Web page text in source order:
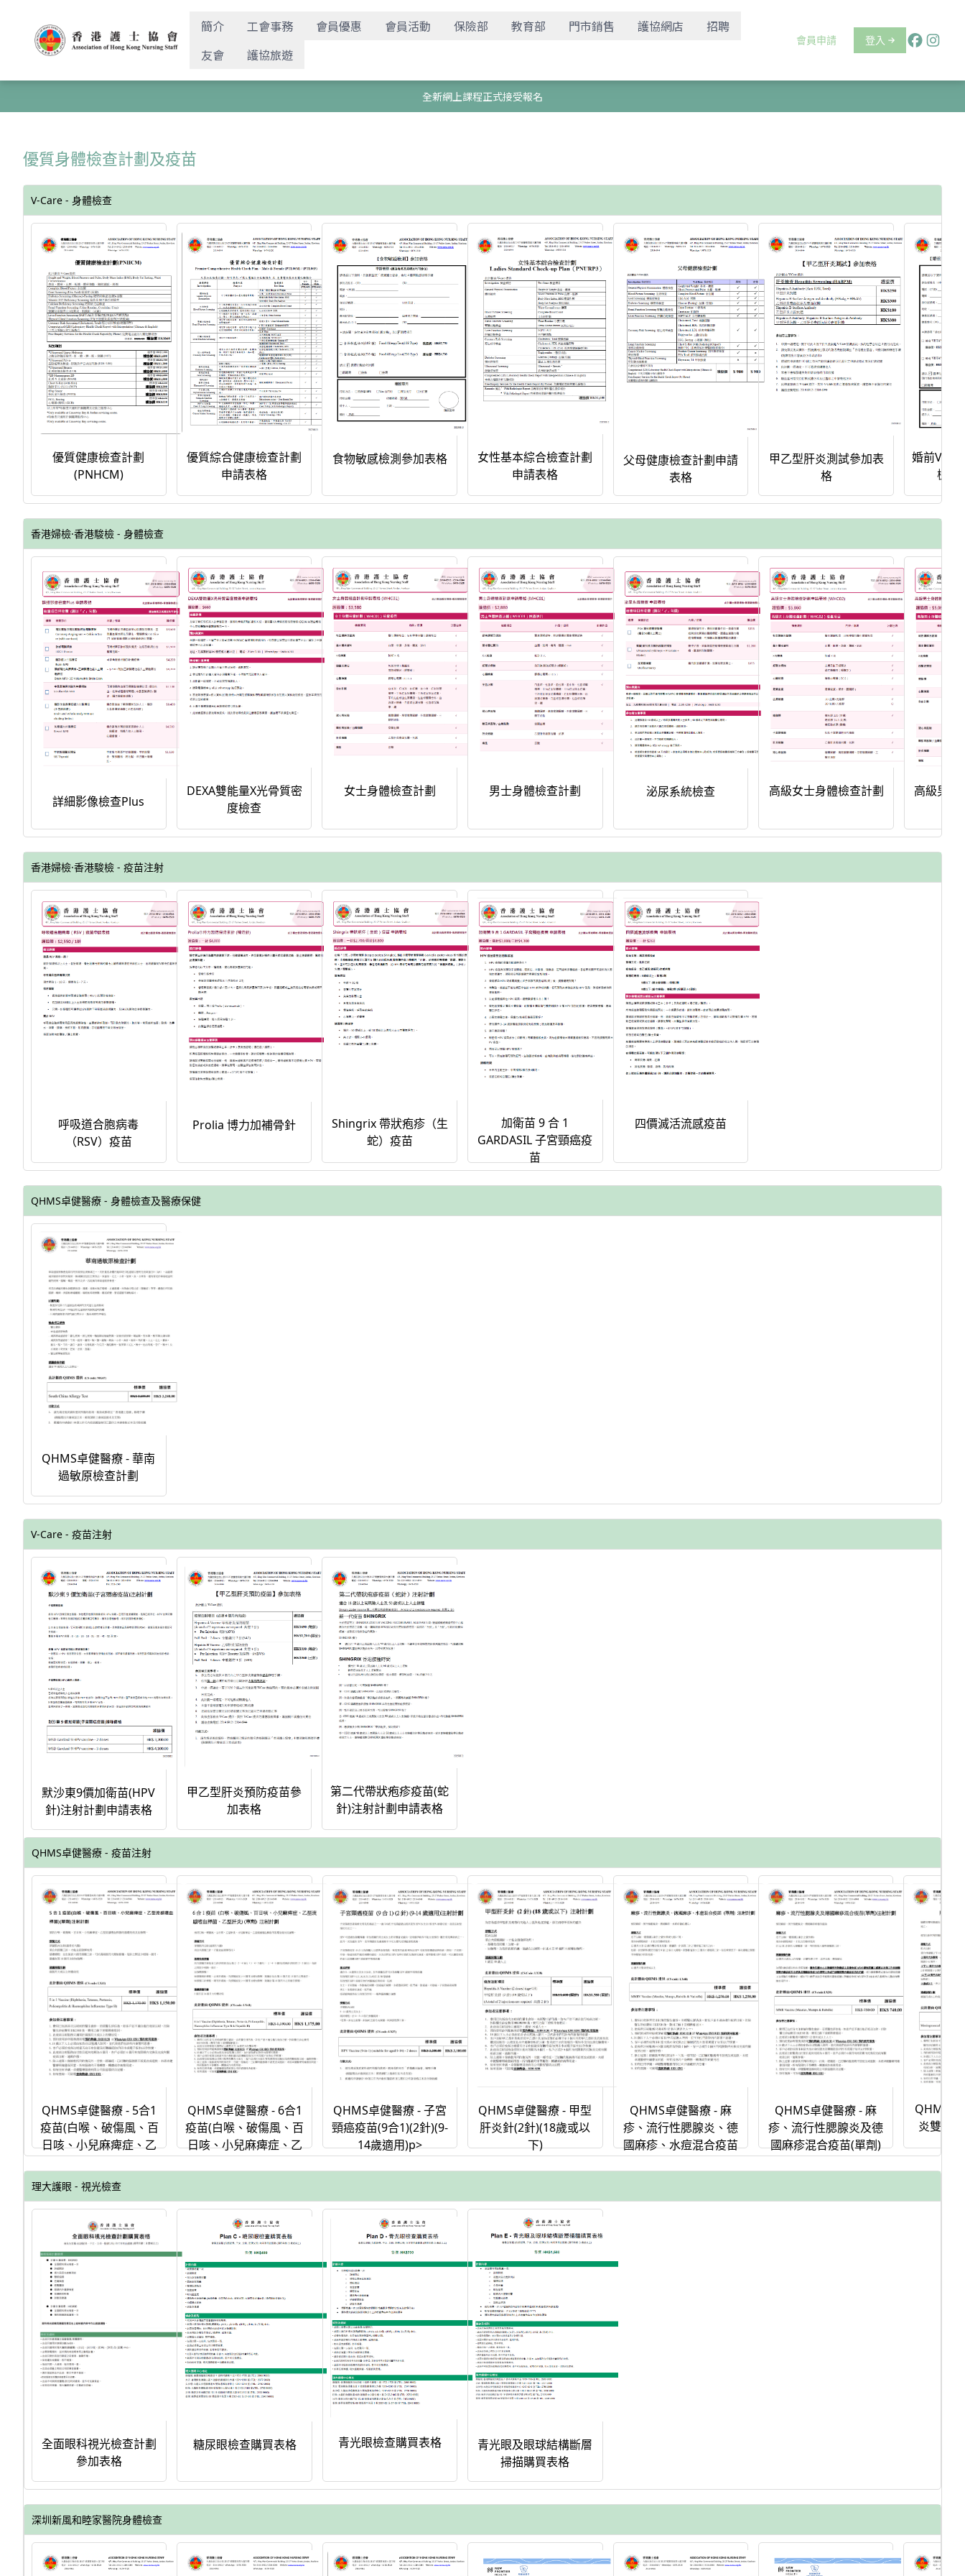
簡介 工會事務 會員優惠 會員活動 保險部 教育部 門市銷售 護協網店
招聘
友會
護協旅遊
會員申請 登入
全新網上課程正式接受報名
優質身體檢查計劃及疫苗
V-Care - 身體檢查
優質健康檢查計劃
(PNHCM)
優質綜合健康檢查計劃
申請表格
食物敏感檢測參加表格
女性基本綜合檢查計劃
申請表格
父母健康檢查計劃申請
表格
甲乙型肝炎測試參加表
格
婚前
檢測
香港婦檢·香港駿檢 - 身體檢查
詳細影像檢查Plus
DEXA雙能量X光骨質密
度檢查
女士身體檢查計劃 男士身體檢查計劃 泌尿系統檢查 高級女士身體檢查計劃 高級男士
香港婦檢·香港駿檢 - 疫苗注射
呼吸道合胞病毒
（RSV）疫苗
Prolia 博力加補骨針
Shingrix 帶狀疱疹（生
蛇）疫苗
加衛苗 9 合 1
GARDASIL 子宮頸癌疫
苗
四價滅活流感疫苗
QHMS卓健醫療 - 身體檢查及醫療保健
QHMS卓健醫療 - 華南
過敏原檢查計劃
V-Care - 疫苗注射
默沙東9價加衛苗(HPV
針)注射計劃申請表格
甲乙型肝炎預防疫苗參
加表格
第二代帶狀疱疹疫苗(蛇
針)注射計劃申請表格
QHMS卓健醫療 - 疫苗注射
QHMS卓健醫療 - 5合1
疫苗(白喉、破傷風、百
日咳、小兒麻痺症、乙
QHMS卓健醫療 - 6合1
疫苗(白喉、破傷風、百
日咳、小兒麻痺症、乙
QHMS卓健醫療 - 子宮
頸癌疫苗(9合1)(2針)(9-
14歲適用)p>
QHMS卓健醫療 - 甲型
肝炎針(2針)(18歲或以
下)
QHMS卓健醫療 - 麻
疹、流行性腮腺炎、德
國麻疹、水痘混合疫苗
QHMS卓健醫療 - 麻
疹、流行性腮腺炎及德
國麻疹混合疫苗(單劑)
QHMS卓
炎雙球
理大護眼 - 視光檢查
全面眼科視光檢查計劃
參加表格
糖尿眼檢查購買表格 青光眼檢查購買表格
青光眼及眼球結構斷層
掃描購買表格
深圳新風和睦家醫院身體檢查